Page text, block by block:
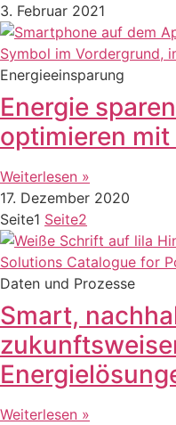
3. Februar 2021
Energieeinsparung
Energie
optimieren mit
Weiterlesen »
17. Dezember 2020
Seite1 Seite2
Daten und Prozesse
Smart,
Weiterlesen »